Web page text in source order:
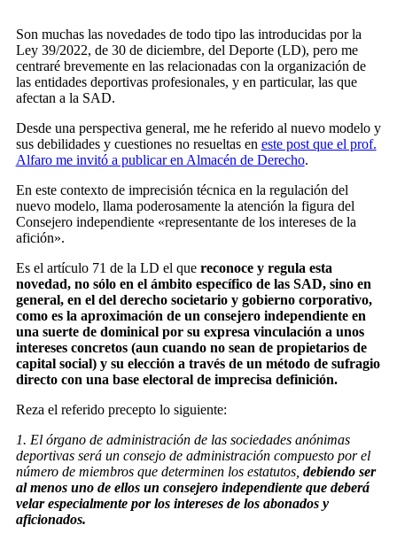
Son muchas las novedades de todo tipo las introducidas por la
Ley 39/2022, de 30 de diciembre, del Deporte (LD), pero me
centraré brevemente en las relacionadas con la organización de
las entidades deportivas profesionales, y en particular, las que
afectan a la SAD.
Desde una perspectiva general, me he referido al nuevo modelo y
sus debilidades y cuestiones no resueltas en este post que el prof.
Alfaro me invitó a publicar en Almacén de Derecho.
En este contexto de imprecisión técnica en la regulación del
nuevo modelo, llama poderosamente la atención la figura del
Consejero independiente «representante de los intereses de la
afición».
Es el artículo 71 de la LD el que reconoce y regula esta
novedad, no sólo en el ámbito específico de las SAD, sino en
general, en el del derecho societario y gobierno corporativo,
como es la aproximación de un consejero independiente en
una suerte de dominical por su expresa vinculación a unos
intereses concretos (aun cuando no sean de propietarios de
capital social) y su elección a través de un método de sufragio
directo con una base electoral de imprecisa definición.
Reza el referido precepto lo siguiente:
1. El órgano de administración de las sociedades anónimas
deportivas será un consejo de administración compuesto por el
número de miembros que determinen los estatutos, debiendo ser
al menos uno de ellos un consejero independiente que deberá
velar especialmente por los intereses de los abonados y
aficionados.